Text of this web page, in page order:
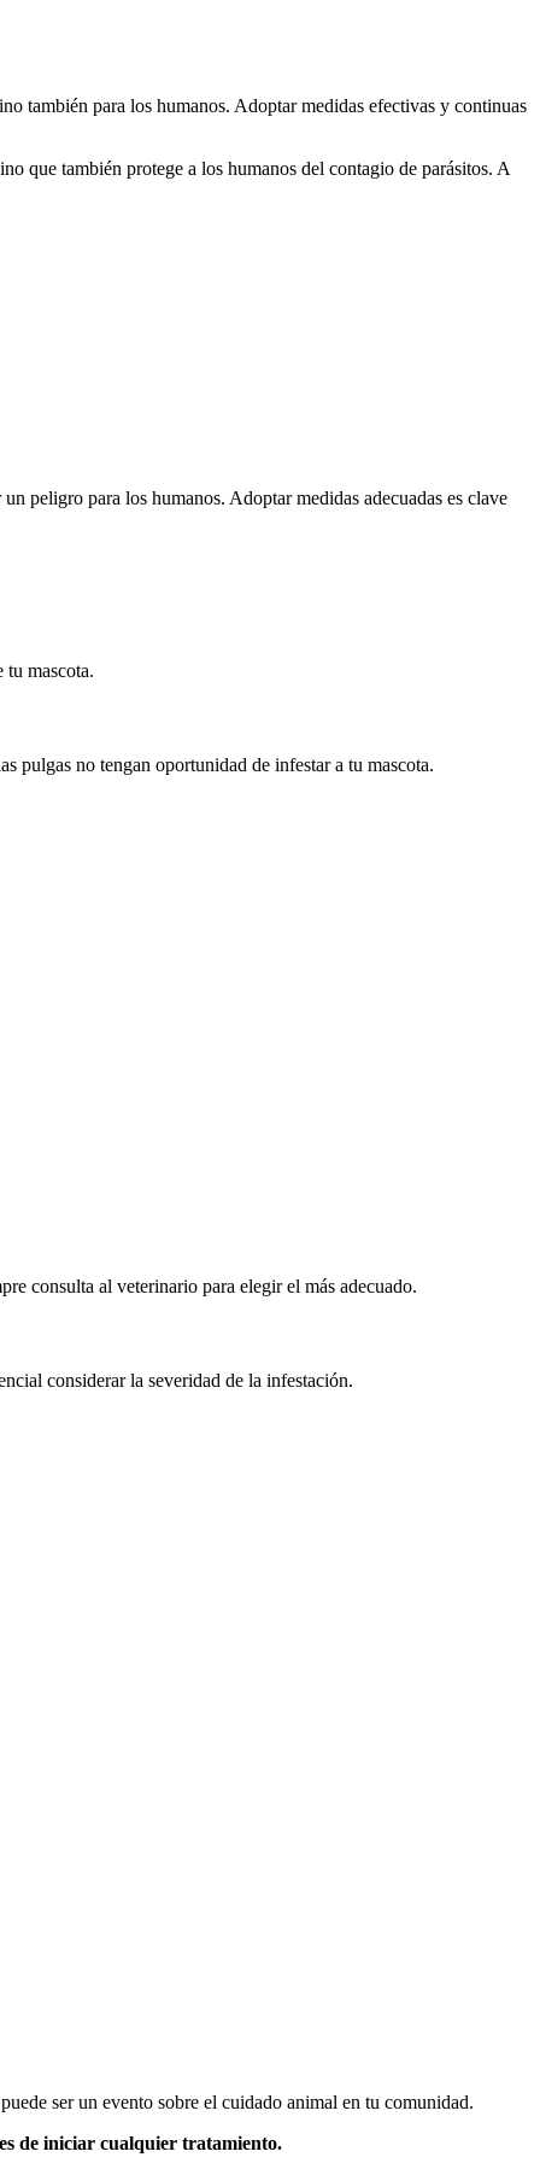
también para los humanos. Adoptar medidas efectivas y continuas
que también protege a los humanos del contagio de parásitos. A
peligro para los humanos. Adoptar medidas adecuadas es clave
tu mascota.
pulgas no tengan oportunidad de infestar a tu mascota.
consulta al veterinario para elegir el más adecuado.
considerar la severidad de la infestación.
ser un evento sobre el cuidado animal en tu comunidad.
de iniciar cualquier tratamiento.